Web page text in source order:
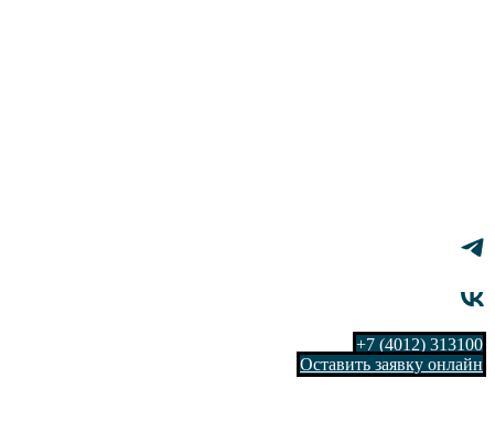
+7 (4012) 313100
Оставить заявку онлайн